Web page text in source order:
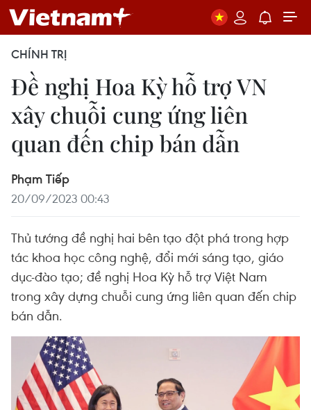
CHÍNH TRỊ
Đề nghị Hoa Kỳ hỗ trợ VN
xây chuỗi cung ứng liên
quan đến chip bán dẫn
Phạm Tiếp
20/09/2023 00:43
Thủ tướng đề nghị hai bên tạo đột phá trong hợp
tác khoa học công nghệ, đổi mới sáng tạo, giáo
dục-đào tạo; đề nghị Hoa Kỳ hỗ trợ Việt Nam
trong xây dựng chuỗi cung ứng liên quan đến chip
bán dẫn.